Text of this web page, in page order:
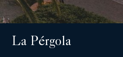
La Pérgola